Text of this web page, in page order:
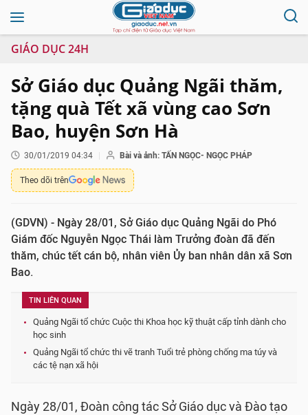
GIÁO DỤC 24H
Sở Giáo dục Quảng Ngãi thăm,
tặng quà Tết xã vùng cao Sơn
Bao, huyện Sơn Hà
30/01/2019 04:34 Bài và ảnh: TẤN NGỌC- NGỌC PHÁP
Theo dõi trên
(GDVN) - Ngày 28/01, Sở Giáo dục Quảng Ngãi do Phó
Giám đốc Nguyễn Ngọc Thái làm Trưởng đoàn đã đến
thăm, chúc tết cán bộ, nhân viên Ủy ban nhân dân xã Sơn
Bao.
TIN LIÊN QUAN
Quảng Ngãi tổ chức Cuộc thi Khoa học kỹ thuật cấp tỉnh dành cho
học sinh
Quảng Ngãi tổ chức thi vẽ tranh Tuổi trẻ phòng chống ma túy và
các tệ nạn xã hội
Ngày 28/01, Đoàn công tác Sở Giáo dục và Đào tạo